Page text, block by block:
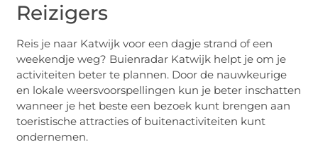
Reizigers
Reis je naar Katwijk voor een dagje strand of een
weekendje weg? Buienradar Katwijk helpt je om je
activiteiten beter te plannen. Door de nauwkeurige
en lokale weersvoorspellingen kun je beter inschatten
wanneer je het beste een bezoek kunt brengen aan
toeristische attracties of buitenactiviteiten kunt
ondernemen.